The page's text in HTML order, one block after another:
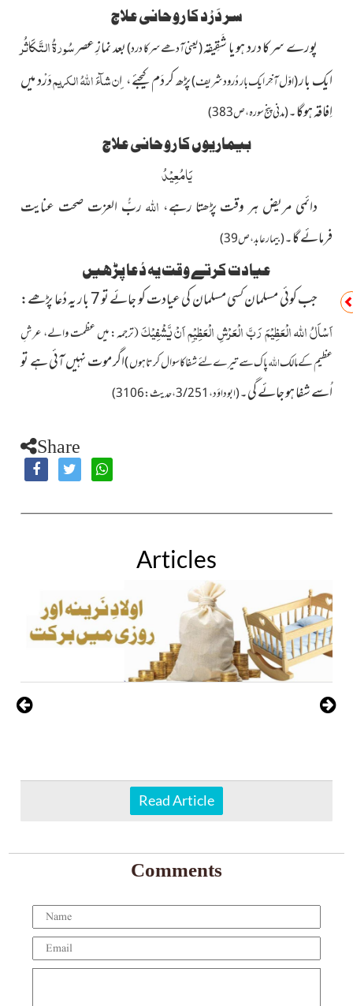
سر دَرْد کا روحانی علاج
پورے سر کا درد ہو یا شَقِیقہ(یعنی آدھے سر کا درد)بعد نمازِ عصرسُورۃُ التَّکَاثُر
ایک بار(اوّل آخِر ایک بار دُرود شریف)پڑھ کر دَمکیجئے، اِن شآءَ اللہُ الکریمدَرْد میں
اِفاقہ ہوگا۔(مدنی پنج سورہ، ص383)
بیماریوں کا روحانی علاج
یَامُعِیْدُ
دائمی مریض ہر وقتپڑھتا رہے، اللہربُّ العزت صحت عنایت
فرمائے گا۔(بیمار عابد،ص39)
عیادت کرتے وقت یہ دُعا پڑھیں
جب کوئی مسلمان کسی مسلمان کی عیادت کو جائے تو 7 بار یہ دُعا پڑھے:
اَسْاَلُاللّٰہالْعَظِیْمَ رَبَّ الْعَرْشِ الْعَظِیْمِ اَنْ یَّشْفِیْکَ(ترجمہ: میں عظمت والے، عرشِ
عظیم کے مالکاللہپاک سے تیرے لئے شفا کا سوال کرتا ہوں )اگر موت نہیں آئی ہے تو
اُسے شفا ہو جائے گی۔(ابوداؤد،3/251،حدیث:3106)
Share
Articles
Read Article
Comments